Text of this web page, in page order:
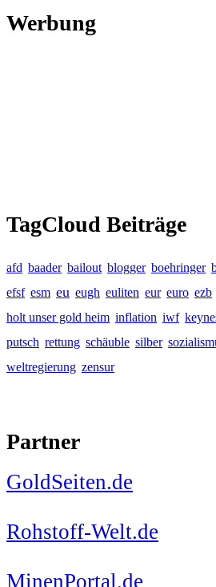
Werbung
TagCloud Beiträge
afd baader bailout blogger boehringer
efsf esm eu eugh euliten eur euro ezb
holt unser gold heim inflation iwf
putsch rettung schäuble silber
weltregierung zensur
Partner
GoldSeiten.de
Rohstoff-Welt.de
MinenPortal.de